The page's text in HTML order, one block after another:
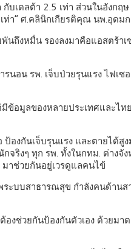
เดลต้า 2.5 เท่า ส่วนในอังกฤ
เท่า” ศ.คลินิกเกียรติคุณ นพ.อุด
นถึงหมื่น รองลงมาคือแอสตร้า
นอน รพ. เจ็บป่วยรุนแรง ไฟเซ
ข้อมูลของหลายประเทศและไ
งกันเจ็บรุนแรง และตายได้สู
ริงๆ ทุก รพ. ทั้งในกทม. ต่างจั
าช่วยกันอยู่เวรดูแลคนไข้
ะบบสาธารณสุข กำลังคนด้าน
งช่วยกันป้องกันตัวเอง ด้วยมา